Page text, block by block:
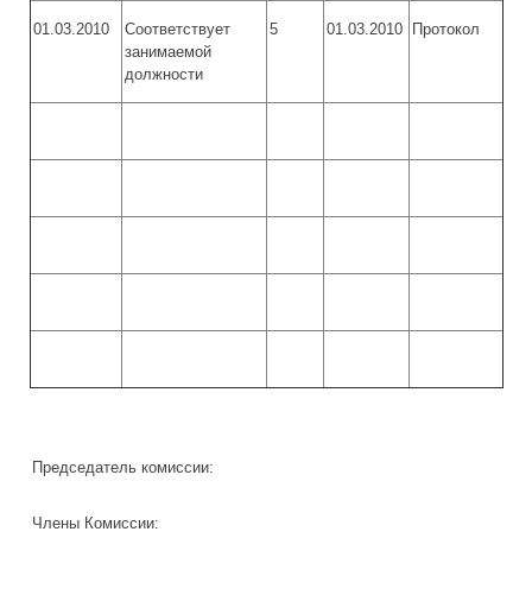
01.03.2010
Соответствует
занимаемой
должности
5 01.03.2010 Протокол
Председатель комиссии:
Члены Комиссии: